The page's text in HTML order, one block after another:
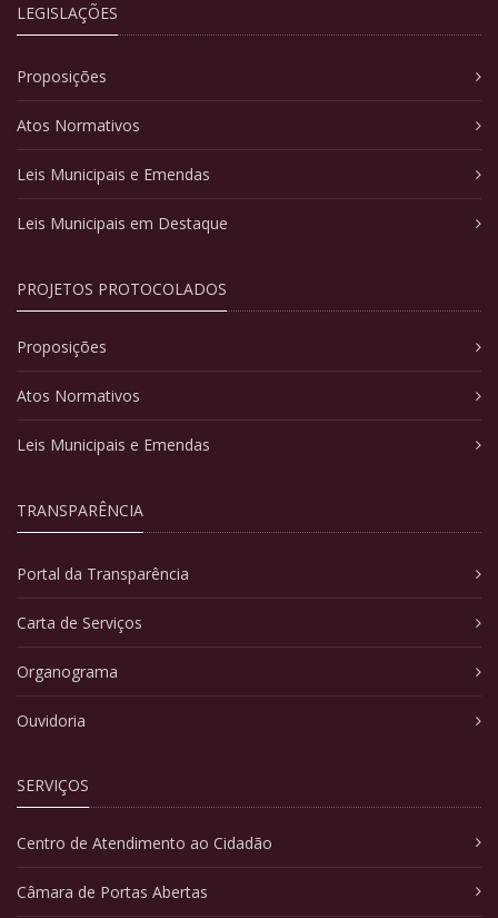
LEGISLAÇÕES
Proposições
Atos Normativos
Leis Municipais e Emendas
Leis Municipais em Destaque
PROJETOS PROTOCOLADOS
Proposições
Atos Normativos
Leis Municipais e Emendas
TRANSPARÊNCIA
Portal da Transparência
Carta de Serviços
Organograma
Ouvidoria
SERVIÇOS
Centro de Atendimento ao Cidadão
Câmara de Portas Abertas